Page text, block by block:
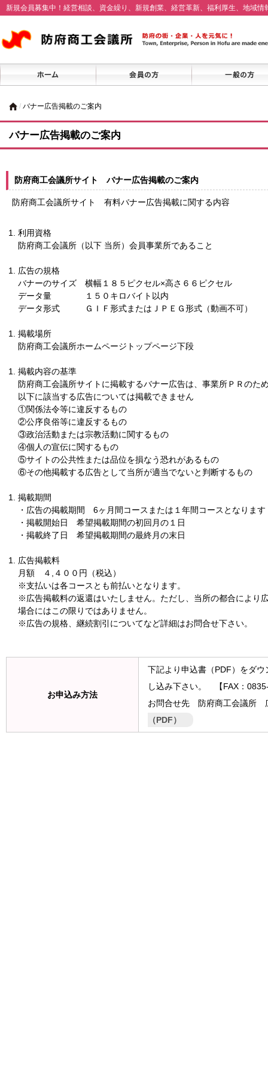
新規会員募集中！経営相談、資金繰り、新規創業、経営革新、福利厚生、地域
/ バナー広告掲載のご案内
バナー広告掲載のご案内
防府商工会議所サイト バナー広告掲載のご案内
防府商工会議所サイト 有料バナー広告掲載に関する内容
利用資格
防府商工会議所（以下 当所）会員事業所であること
広告の規格
バナーのサイズ 横幅１８５ピクセル×高さ６６ピクセル
データ量 １５０キロバイト以内
データ形式 ＧＩＦ形式またはＪＰＥＧ形式（動画不可）
掲載場所
防府商工会議所ホームページトップページ下段
掲載内容の基準
防府商工会議所サイトに掲載するバナー広告は、事業所ＰＲのた
以下に該当する広告については掲載できません
①関係法令等に違反するもの
②公序良俗等に違反するもの
③政治活動または宗教活動に関するもの
④個人の宣伝に関するもの
⑤サイトの公共性または品位を損なう恐れがあるもの
⑥その他掲載する広告として当所が適当でないと判断するもの
掲載期間
・広告の掲載期間 6ヶ月間コースまたは１年間コースとなります
・掲載開始日 希望掲載期間の初回月の１日
・掲載終了日 希望掲載期間の最終月の末日
広告掲載料
月額 ４,４００円（税込）
※支払いは各コースとも前払いとなります。
※広告掲載料の返還はいたしません。ただし、当所の都合により
場合にはこの限りではありません。
※広告の規格、継続割引についてなど詳細はお問合せ下さい。
お申込み方法
下記より申込書（PDF）をダ
し込み下さい。 【FAX：
お問合せ先 防府商工会議所
（PDF）